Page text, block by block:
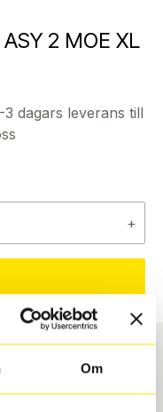
Om
2 MOE XL
3 dagars leverans till
+
20 99Y